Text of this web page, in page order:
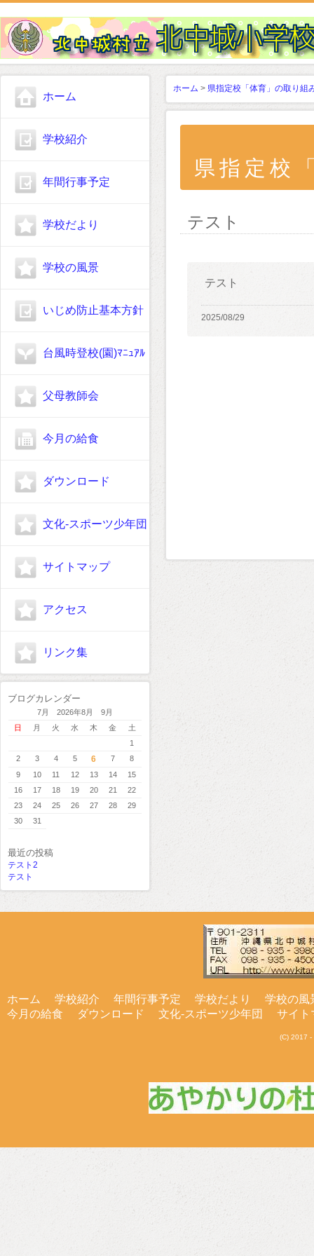
ホーム
学校紹介
年間行事予定
学校だより
学校の風景
いじめ防止基本方針
台風時登校(園)ﾏﾆｭｱﾙ
父母教師会
今月の給食
ダウンロード
文化-スポーツ少年団
サイトマップ
アクセス
リンク集
ブログカレンダー
7月 2026年8月 9月
日
月 火 水 木 金
土
1
2
3 4 5 6 7
8
9
10 11 12 13 14
15
16
17 18 19 20 21
22
23
24 25 26 27 28
29
30
31
最近の投稿
テスト2
テスト
ホーム > 県指定校「体育」の取り組
県指定校
テスト
テスト
2025/08/29
ホーム 学校紹介 年間行事予定 学校だより
学校の風
今月の給食
ダウンロード 文化-スポーツ少年団 サイト
(C) 2017 -